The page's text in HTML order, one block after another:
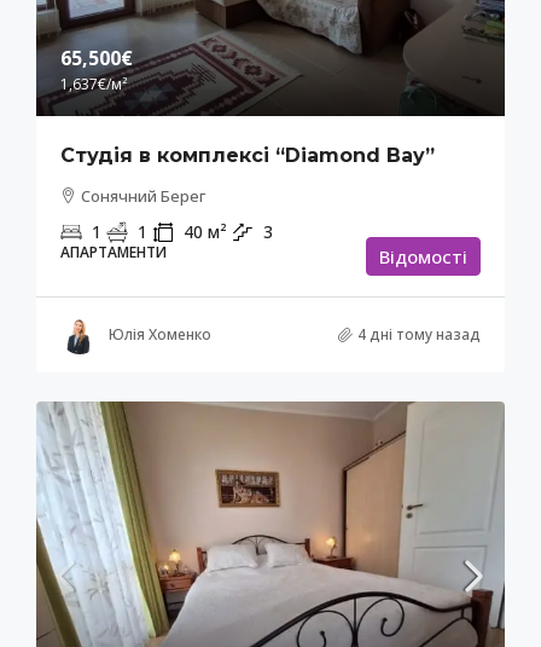
65,500€
1,637€/м²
Студія в комплексі “Diamond Bay”
Сонячний Берег
1 1 40 м² 3
АПАРТАМЕНТИ Відомості
Юлія Хоменко 4 дні тому назад